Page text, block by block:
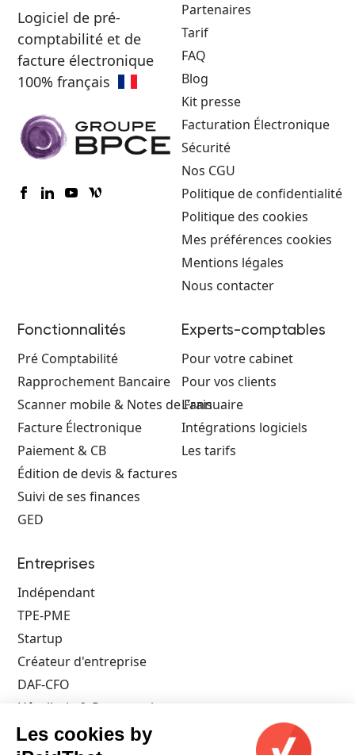
Les cookies by
Logiciel de pré-
comptabilité et de
facture électronique
100% français
Partenaires
Tarif
FAQ
Blog
Kit presse
Facturation Électronique
Sécurité
Nos CGU
Politique de confidentialité
Politique des cookies
Mes préférences cookies
Mentions légales
Nous contacter
Fonctionnalités
Pré Comptabilité
Rapprochement Bancaire
Scanner mobile & Notes de Frais
Facture Électronique
Paiement & CB
Édition de devis & factures
Suivi de ses finances
GED
Experts-comptables
Pour votre cabinet
Pour vos clients
L'annuaire
Intégrations logiciels
Les tarifs
Entreprises
Indépendant
TPE-PME
Startup
Créateur d'entreprise
DAF-CFO
Hôtellerie & Restauration
Architecte